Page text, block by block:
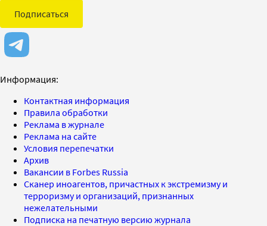
Подписаться
Информация:
Контактная информация
Правила обработки
Реклама в журнале
Реклама на сайте
Условия перепечатки
Архив
Вакансии в Forbes Russia
Сканер иноагентов, причастных к экстремизму и
терроризму и организаций, признанных
нежелательными
Подписка на печатную версию журнала